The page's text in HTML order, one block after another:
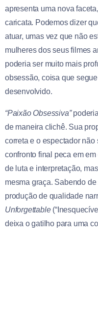
apresenta uma nova
caricata. Podemos dizer
atuar, umas vez que não
mulheres dos seus filmes
poderia ser muito mais
obsessão, coisa que
desenvolvido.
“Paixão Obsessiva”
de maneira clichê. Sua
correta e o espectador
confronto final peca em
de luta e interpretação,
mesma graça. Sabendo
produção de qualidade
Unforgettable
deixa o gatilho para uma